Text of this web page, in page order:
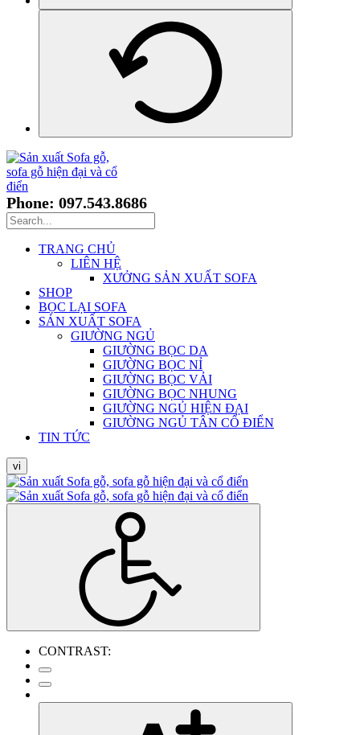
Phone: 097.543.8686
TRANG CHỦ
LIÊN HỆ
XƯỞNG SẢN XUẤT SOFA
SHOP
BỌC LẠI SOFA
SẢN XUẤT SOFA
GIƯỜNG NGỦ
GIƯỜNG BỌC DA
GIƯỜNG BỌC NỈ
GIƯỜNG BỌC VẢI
GIƯỜNG BỌC NHUNG
GIƯỜNG NGỦ HIỆN ĐẠI
GIƯỜNG NGỦ TÂN CỔ ĐIỂN
TIN TỨC
vi
CONTRAST: